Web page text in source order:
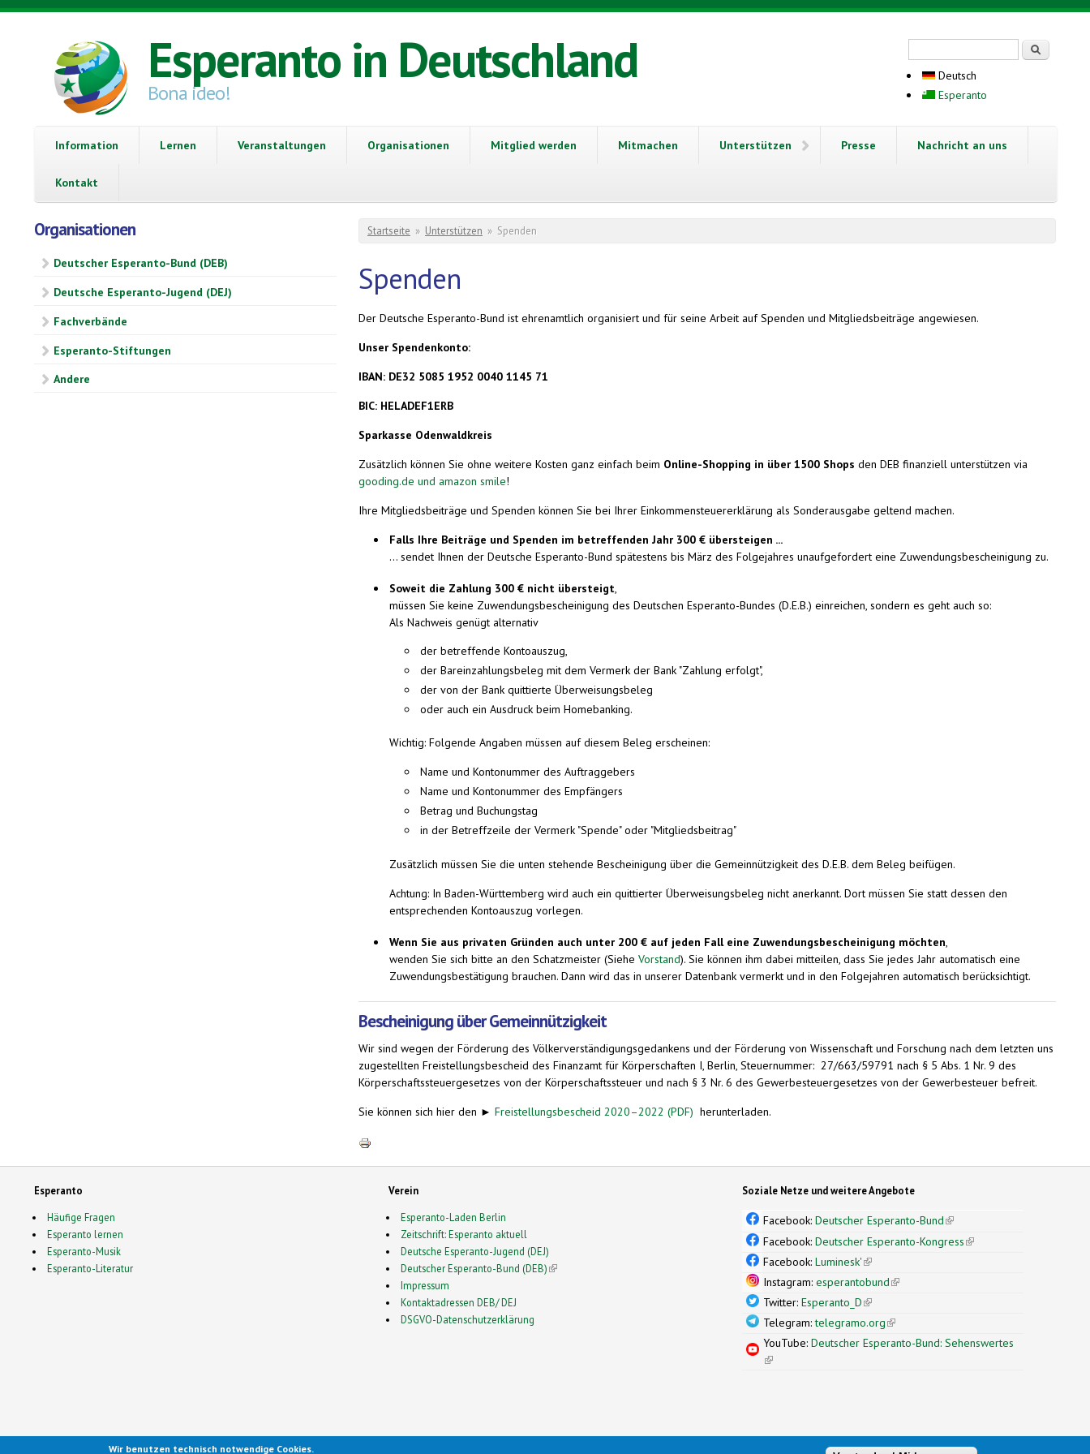
Direkt zum Inhalt
Esperanto in Deutschland
Bona ideo!
Deutsch
Esperanto
Information Lernen Veranstaltungen Organisationen Mitglied werden Mitmachen Unterstützen Presse Nachricht an uns
Kontakt
Organisationen
Deutscher Esperanto-Bund (DEB)
Deutsche Esperanto-Jugend (DEJ)
Fachverbände
Esperanto-Stiftungen
Andere
Sie sind hier
Startseite » Unterstützen » Spenden
Spenden
Der Deutsche Esperanto-Bund ist ehrenamtlich organisiert und für seine Arbeit auf Spenden und Mitgliedsbeiträge angewiesen.
Unser Spendenkonto:
IBAN: DE32 5085 1952 0040 1145 71
BIC: HELADEF1ERB
Sparkasse Odenwaldkreis
Zusätzlich können Sie ohne weitere Kosten ganz einfach beim Online-Shopping in über 1500 Shops den DEB finanziell unterstützen via
gooding.de und amazon smile!
Ihre Mitgliedsbeiträge und Spenden können Sie bei Ihrer Einkommensteuererklärung als Sonderausgabe geltend machen.
Falls Ihre Beiträge und Spenden im betreffenden Jahr 300 € übersteigen ...
... sendet Ihnen der Deutsche Esperanto-Bund spätestens bis März des Folgejahres unaufgefordert eine Zuwendungsbescheinigung zu.
Soweit die Zahlung 300 € nicht übersteigt,
müssen Sie keine Zuwendungsbescheinigung des Deutschen Esperanto-Bundes (D.E.B.) einreichen, sondern es geht auch so:
Als Nachweis genügt alternativ
der betreffende Kontoauszug,
der Bareinzahlungsbeleg mit dem Vermerk der Bank "Zahlung erfolgt",
der von der Bank quittierte Überweisungsbeleg
oder auch ein Ausdruck beim Homebanking.
Wichtig: Folgende Angaben müssen auf diesem Beleg erscheinen:
Name und Kontonummer des Auftraggebers
Name und Kontonummer des Empfängers
Betrag und Buchungstag
in der Betreffzeile der Vermerk "Spende" oder "Mitgliedsbeitrag"
Zusätzlich müssen Sie die unten stehende Bescheinigung über die Gemeinnützigkeit des D.E.B. dem Beleg beifügen.
Achtung: In Baden-Württemberg wird auch ein quittierter Überweisungsbeleg nicht anerkannt. Dort müssen Sie statt dessen den
entsprechenden Kontoauszug vorlegen.
Wenn Sie aus privaten Gründen auch unter 200 € auf jeden Fall eine Zuwendungsbescheinigung möchten,
wenden Sie sich bitte an den Schatzmeister (Siehe Vorstand). Sie können ihm dabei mitteilen, dass Sie jedes Jahr automatisch eine
Zuwendungsbestätigung brauchen. Dann wird das in unserer Datenbank vermerkt und in den Folgejahren automatisch berücksichtigt.
Bescheinigung über Gemeinnützigkeit
Wir sind wegen der Förderung des Völkerverständigungsgedankens und der Förderung von Wissenschaft und Forschung nach dem letzten uns
zugestellten Freistellungsbescheid des Finanzamt für Körperschaften I, Berlin, Steuernummer: 27/663/59791 nach § 5 Abs. 1 Nr. 9 des
Körperschaftssteuergesetzes von der Körperschaftssteuer und nach § 3 Nr. 6 des Gewerbesteuergesetzes von der Gewerbesteuer befreit.
Sie können sich hier den ► Freistellungsbescheid 2020–2022 (PDF) herunterladen.
Esperanto
Häufige Fragen
Esperanto lernen
Esperanto-Musik
Esperanto-Literatur
Verein
Esperanto-Laden Berlin
Zeitschrift: Esperanto aktuell
Deutsche Esperanto-Jugend (DEJ)
Deutscher Esperanto-Bund (DEB)(link is external)
Impressum
Kontaktadressen DEB/ DEJ
DSGVO-Datenschutzerklärung
Soziale Netze und weitere Angebote
Facebook:Deutscher Esperanto-Bund(link is external)
Facebook:Deutscher Esperanto-Kongress(link is external)
Facebook:Luminesk'(link is external)
Instagram:esperantobund(link is external)
Twitter:Esperanto_D(link is external)
Telegram:telegramo.org(link is external)
YouTube:Deutscher Esperanto-Bund: Sehenswertes
(link is external)
Wir benutzen technisch notwendige Cookies.